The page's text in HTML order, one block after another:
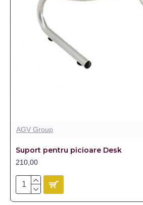
AGV Group
Suport pentru picioare Desk
210,00